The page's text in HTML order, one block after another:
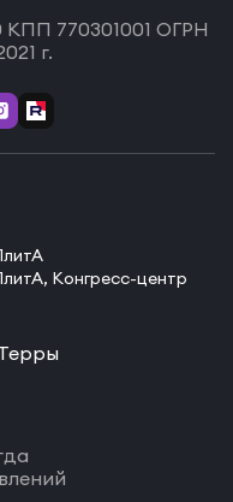
770301001 ОГРН
г.
Конгресс-центр